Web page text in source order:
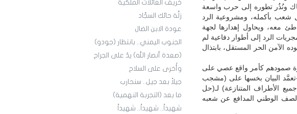
خريف العائلات الملكية
زلَّة حائك السجَّاد
عودة الابن الضال
الجنوب اليمني.. بانتظار (جودو)
(صعدة أنصار الله) يدٌ على الجراح
وأُخرى على السلاح
جيلاً بعد جيل.. سنحارب
ما بعد (التجربة النهمية)
شهيداً.. شهيداً.. شهيداً
ونُذُر تطوره إلى حرب واسعة
شعب بأكمله، ومشروعية الرد
معه، ويحاول إهدارها لجهة
الرد إلى أطوار دفاعية لم
الآمن الحر المستقل، بابتذال
صمودهم كأمر واقع عصي على
تعمَّد البيان بخسها على (مشجب
الأطراف المتنازعة) لـ(حل
الوطني المدافع عن شعبه